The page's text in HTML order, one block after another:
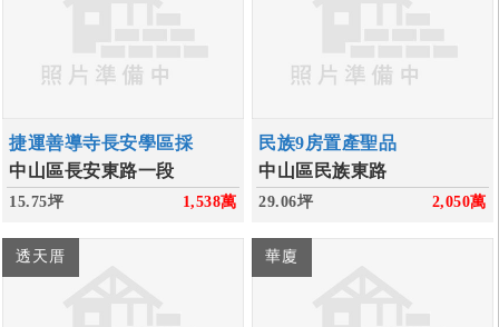
捷運善導寺長安學區採
中山區長安東路一段
15.75坪 1,538萬
民族9房置產聖品
中山區民族東路
29.06坪 2,050萬
透天厝 華廈